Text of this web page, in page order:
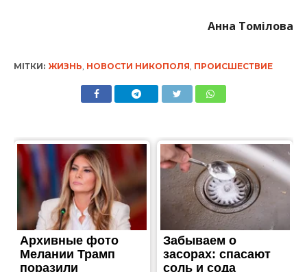
Анна Томілова
МІТКИ: ЖИЗНЬ НОВОСТИ НИКОПОЛЯ ПРОИСШЕСТВИЕ